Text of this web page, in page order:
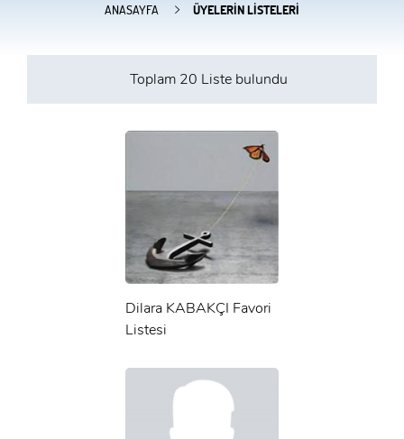
ANASAYFA ÜYELERIN LISTELERI
Toplam 20 Liste bulundu
Dilara KABAKÇI Favori
Listesi